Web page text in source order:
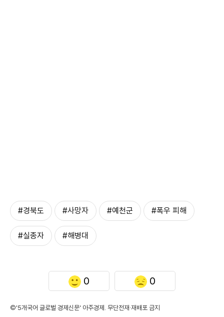
#경북도 #사망자 #예천군 #폭우 피해
#실종자 #해병대
0 0
©'5개국어 글로벌 경제신문' 아주경제. 무단전재·재배포 금지